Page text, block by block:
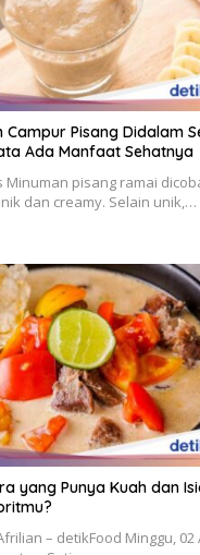
Campur Pisang Didalam
Ada Manfaat Sehatnya
Minuman pisang ramai
dan creamy. Selain unik,…
yang Punya Kuah dan
– detikFood Minggu, 02